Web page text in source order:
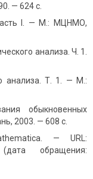
— 624 с.
I. — М.: МЦНМО,
анализа. Ч. 1.
анализа. Т. 1. — М.:
обыкновенных
2003. — 608 с.
— URL:
(дата обращения: